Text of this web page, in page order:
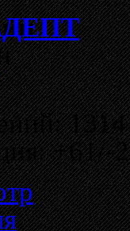
1314
+61/-2